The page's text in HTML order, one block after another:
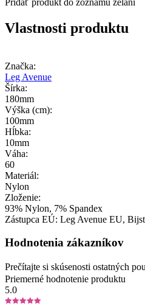
Vlastnosti produktu
Značka:
Leg Avenue
Šírka:
180mm
Výška (cm):
100mm
Hĺbka:
10mm
Váha:
60
Materiál:
Nylon
Zloženie:
93% Nylon, 7% Spandex
Zástupca EÚ: Leg Avenue EU,
Hodnotenia zákazníkov
Prečítajte si skúsenosti ostatných
Priemerné hodnotenie produktu
5.0